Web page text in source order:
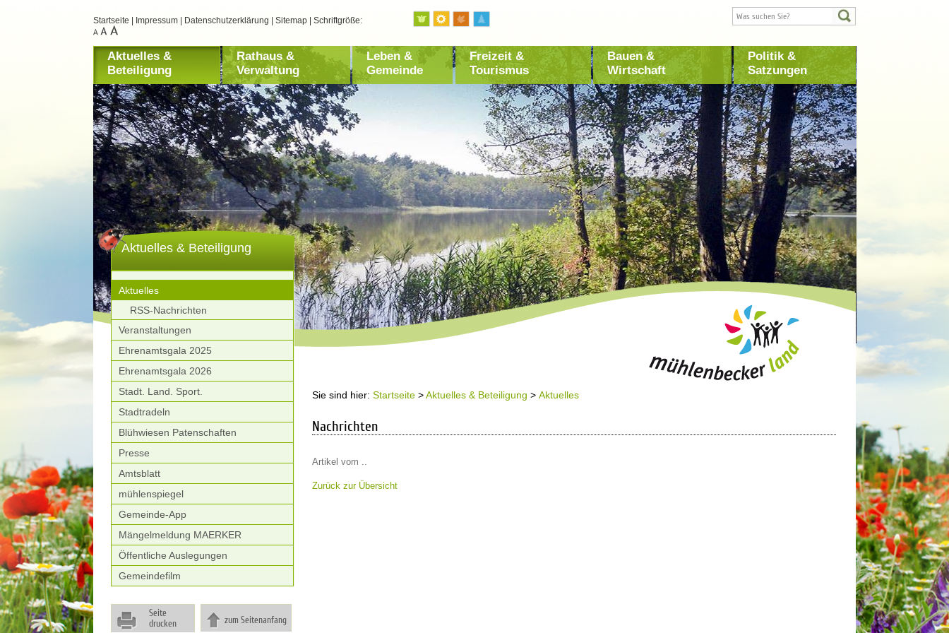
Startseite Impressum Datenschutzerklärung Sitemap Schriftgröße:
Aktuelles &
Beteiligung
Rathaus &
Verwaltung
Leben &
Gemeinde
Freizeit &
Tourismus
Bauen &
Wirtschaft
Politik &
Satzungen
Aktuelles & Beteiligung
Aktuelles
RSS-Nachrichten
Veranstaltungen
Ehrenamtsgala 2025
Ehrenamtsgala 2026
Stadt. Land. Sport.
Stadtradeln
Blühwiesen Patenschaften
Presse
Amtsblatt
mühlenspiegel
Gemeinde-App
Mängelmeldung MAERKER
Öffentliche Auslegungen
Gemeindefilm
Sie sind hier:Startseite >Aktuelles & Beteiligung >Aktuelles
Nachrichten
Artikel vom ..
Zurück zur Übersicht
Seite
drucken
zum Seitenanfang